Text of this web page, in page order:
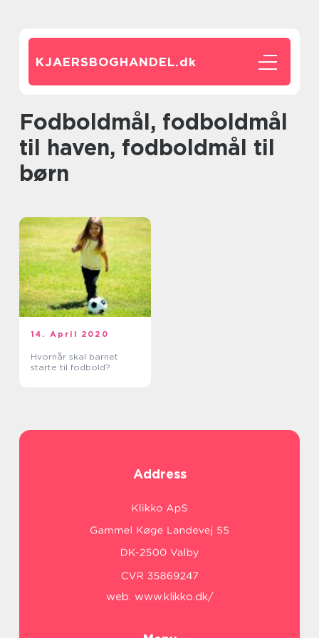
KJAERSBOGHANDEL.dk
Fodboldmål, fodboldmål
til haven, fodboldmål til
børn
14. April 2020
Hvornår skal barnet
starte til fodbold?
Address
web: www.klikko.dk/